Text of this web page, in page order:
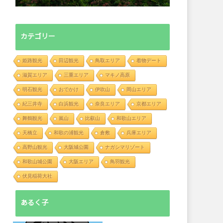
カテゴリー
姫路観光 田辺観光 鳥取エリア 着物デート
滋賀エリア 三重エリア マキノ高原
明石観光 おでかけ 伊吹山 岡山エリア
紀三井寺 白浜観光 奈良エリア 京都エリア
舞鶴観光 嵐山 比叡山 和歌山エリア
天橋立 和歌の浦観光 倉敷 兵庫エリア
高野山観光 大阪城公園 ナガシマリゾート
和歌山城公園 大阪エリア 鳥羽観光
伏見稲荷大社
あるく子